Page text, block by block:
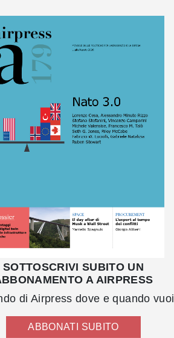
SOTTOSCRIVI SUBITO UN
A AIRPRESS
di Airpress dove e quando vuoi
ABBONATI SUBITO